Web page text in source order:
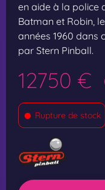
en aide à la police
Batman et Robin,
années 1960 dans
par Stern Pinball.
12750 €
• Rupture de stock